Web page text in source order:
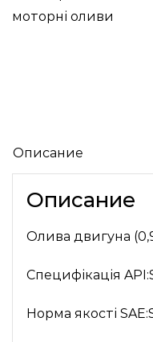
моторні оливи
Описание
Описание
Олива двигуна
Специфікація
Норма якості